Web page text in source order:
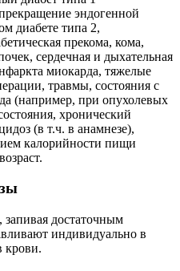
эндогенной
диабете типа 2,
прекома, кома,
сердечная и дыхательная
миокарда, тяжелые
травмы, состояния с
(например, при опухолевых
хронический
(в т.ч. в анамнезе),
калорийности пищи
достаточным
индивидуально в
крови.